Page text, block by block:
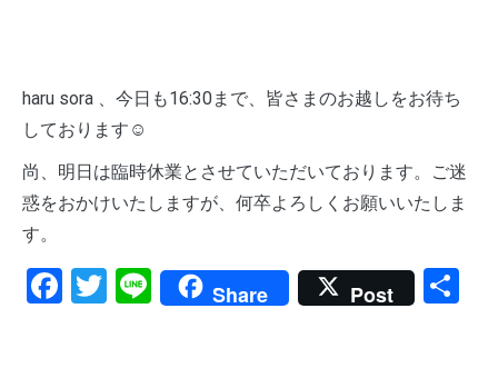
haru sora 、今日も16:30まで、皆さまのお越しをお待ち
しております☺️
尚、明日は臨時休業とさせていただいております。ご迷
惑をおかけいたしますが、何卒よろしくお願いいたしま
す。
Facebook
Twitter
LineShare Post